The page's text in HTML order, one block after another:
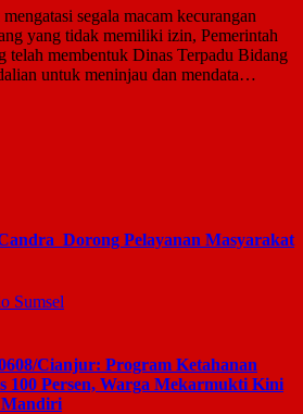
segala macam kecurangan
yang tidak memiliki izin, Pemerintah
telah membentuk Dinas Terpadu Bidang
untuk meninjau dan mendata…
Dorong Pelayanan Masyarakat
Sumsel
Cianjur: Program Ketahanan
100 Persen, Warga Mekarmukti Kini
Mandiri